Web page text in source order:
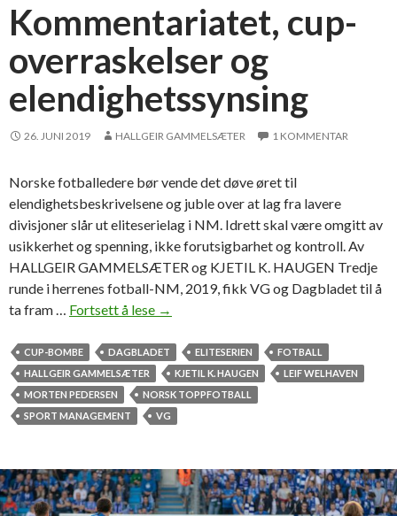
n
a
o
r
n
e
?
Kommentariatet, cup-
overraskelser og
elendighetssynsing
26. JUNI 2019 HALLGEIR GAMMELSÆTER 1 KOMMENTAR
Norske fotballedere bør vende det døve øret til
elendighetsbeskrivelsene og juble over at lag fra lavere
divisjoner slår ut eliteserielag i NM. Idrett skal være omgitt av
usikkerhet og spenning, ikke forutsigbarhet og kontroll. Av
HALLGEIR GAMMELSÆTER og KJETIL K. HAUGEN Tredje
runde i herrenes fotball-NM, 2019, fikk VG og Dagbladet til å
ta fram … Fortsett å lese K
m
m
e
n
r
i
→
CUP-BOMBE DAGBLADET ELITESERIEN
FOTBALL
HALLGEIR GAMMELSÆTER
KJETIL K. HAUGEN
LEIF WELHAVEN
MORTEN PEDERSEN
NORSK TOPPFOTBALL
SPORT MANAGEMENT
VG